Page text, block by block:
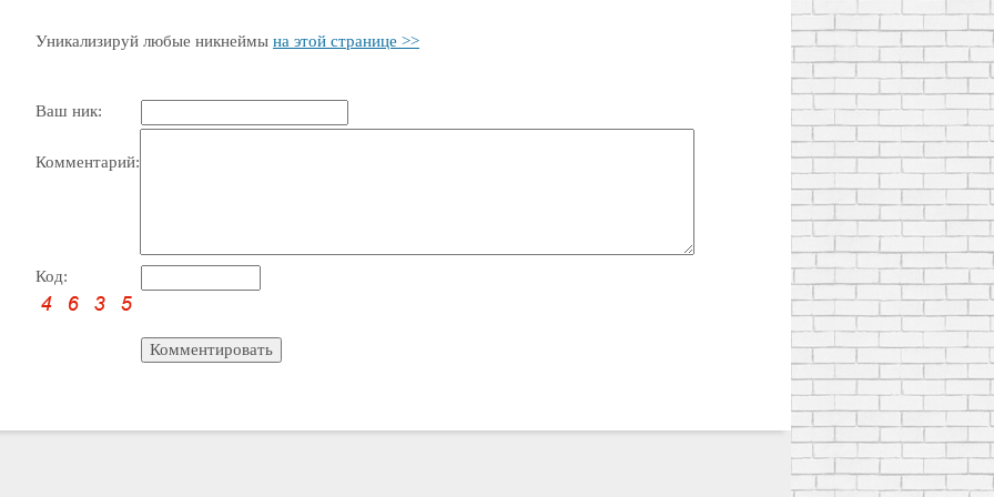
Уникализируй любые никнеймы на этой странице >>
Ваш ник:
Комментарий:
Код: